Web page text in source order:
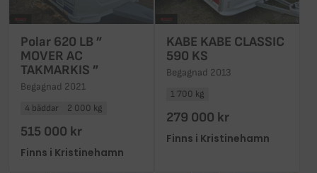
Polar 620 LB ”
MOVER AC
TAKMARKIS ”
Begagnad 2021
4 bäddar 2 000 kg
515 000 kr
Finns i Kristinehamn
KABE KABE CLASSIC
590 KS
Begagnad 2013
1 700 kg
279 000 kr
Finns i Kristinehamn